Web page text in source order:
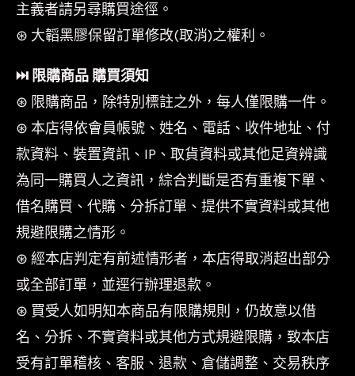
主義者請另尋購買途徑。
⊛ 大韜黑膠保留訂單修改(取消)之權利。
⏭︎ 限購商品 購買須知
⊛ 限購商品，除特別標註之外，每人僅限購一件。
⊛ 本店得依會員帳號、姓名、電話、收件地址、付
款資料、裝置資訊、IP、取貨資料或其他足資辨識
為同一購買人之資訊，綜合判斷是否有重複下單、
借名購買、代購、分拆訂單、提供不實資料或其他
規避限購之情形。
⊛ 經本店判定有前述情形者，本店得取消超出部分
或全部訂單，並逕行辦理退款。
⊛ 買受人如明知本商品有限購規則，仍故意以借
名、分拆、不實資料或其他方式規避限購，致本店
受有訂單稽核、客服、退款、倉儲調整、交易秩序